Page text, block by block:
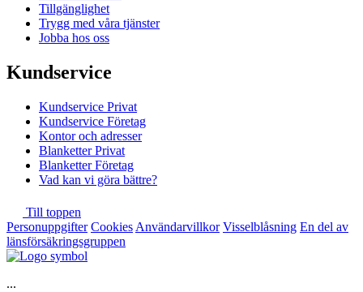
Tillgänglighet
Trygg med våra tjänster
Jobba hos oss
Kundservice
Kundservice Privat
Kundservice Företag
Kontor och adresser
Blanketter Privat
Blanketter Företag
Vad kan vi göra bättre?
Till toppen
Personuppgifter Cookies Användarvillkor Visselblåsning En del av
länsförsäkringsgruppen
...